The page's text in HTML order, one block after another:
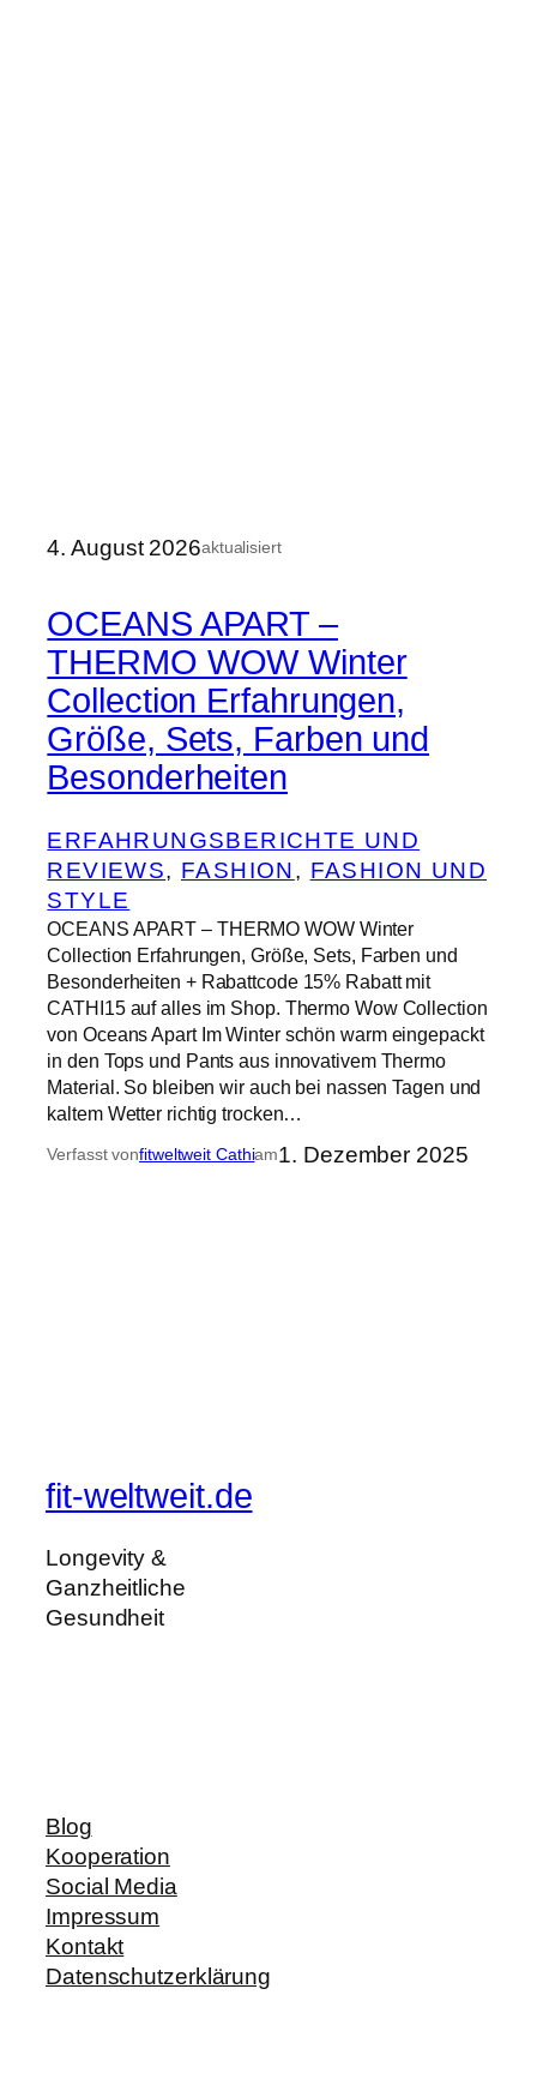
4. August 2026aktualisiert
OCEANS APART –
THERMO WOW Winter
Collection Erfahrungen,
Größe, Sets, Farben und
Besonderheiten
ERFAHRUNGSBERICHTE UND
REVIEWS, FASHION, FASHION UND
STYLE
OCEANS APART – THERMO WOW Winter
Collection Erfahrungen, Größe, Sets, Farben und
Besonderheiten + Rabattcode 15% Rabatt mit
CATHI15 auf alles im Shop. Thermo Wow Collection
von Oceans Apart Im Winter schön warm eingepackt
in den Tops und Pants aus innovativem Thermo
Material. So bleiben wir auch bei nassen Tagen und
kaltem Wetter richtig trocken…
Verfasst vonfitweltweit Cathiam1. Dezember 2025
fit-weltweit.de
Longevity &
Ganzheitliche
Gesundheit
Blog
Kooperation
Social Media
Impressum
Kontakt
Datenschutzerklärung